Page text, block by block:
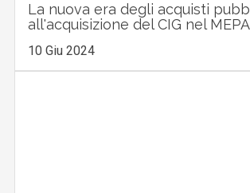
La nuova era degli acquisti
all'acquisizione del CIG nel MEPA
10 Giu 2024